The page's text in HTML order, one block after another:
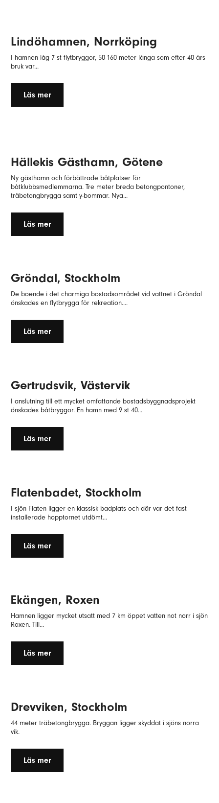
Lindöhamnen, Norrköping
I hamnen låg 7 st flytbryggor, 50-160 meter långa som efter 40 års
bruk var...
Läs mer
Hällekis Gästhamn, Götene
Ny gästhamn och förbättrade båtplatser för
båtklubbsmedlemmarna. Tre meter breda betongpontoner,
träbetongbrygga samt y-bommar. Nya...
Läs mer
Gröndal, Stockholm
De boende i det charmiga bostadsområdet vid vattnet i Gröndal
önskades en flytbrygga för rekreation....
Läs mer
Gertrudsvik, Västervik
I anslutning till ett mycket omfattande bostadsbyggnadsprojekt
önskades båtbryggor. En hamn med 9 st 40...
Läs mer
Flatenbadet, Stockholm
I sjön Flaten ligger en klassisk badplats och där var det fast
installerade hopptornet utdömt...
Läs mer
Ekängen, Roxen
Hamnen ligger mycket utsatt med 7 km öppet vatten not norr i sjön
Roxen. Till...
Läs mer
Drevviken, Stockholm
44 meter träbetongbrygga. Bryggan ligger skyddat i sjöns norra
vik.
Läs mer